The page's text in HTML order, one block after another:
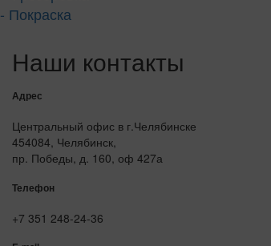
- Покраска
Наши контакты
Адрес
Центральный офис в г.Челябинске
454084, Челябинск,
пр. Победы, д. 160, оф 427а
Телефон
+7 351 248-24-36